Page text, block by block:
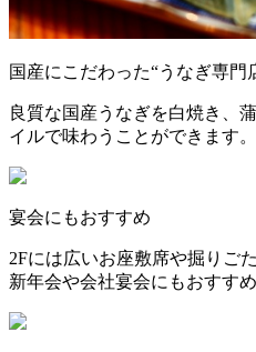
国産にこだわった“うなぎ専門
良質な国産うなぎを白焼き、
イルで味わうことができます。
宴会にもおすすめ
2Fには広いお座敷席や掘りご
新年会や会社宴会にもおすす